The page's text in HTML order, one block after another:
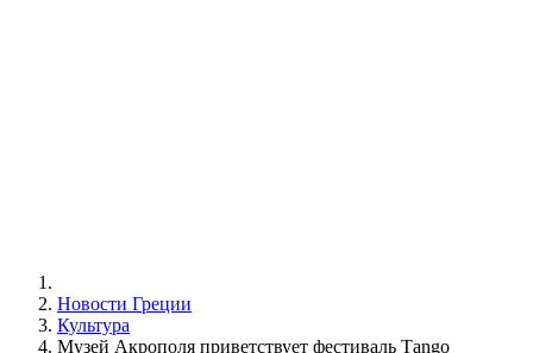
Новости Греции
Культура
Музей Акрополя приветствует фестиваль Τango